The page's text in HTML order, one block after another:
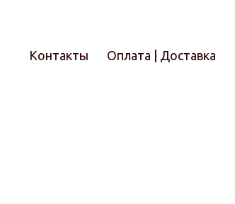
Контакты Оплата | Доставка